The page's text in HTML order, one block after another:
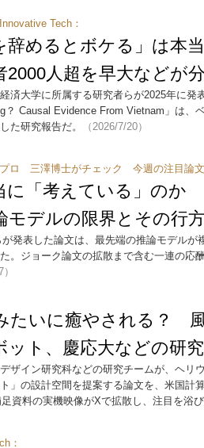
Tech：
辞めるとボケる」は
2000人超を早大などが
済大学に所属する研究者らが2025年に発
？ Causal Evidence From Vietnam」は、
た研究報告だ。
（2026/7/20）
ロ 三澤博士がチェック 今週の注目論
に「考えている」のか
モデルの限界とその行
発表した論文は、最先端の推論モデルが
。ジョーク論文の拡散まで含む一連の応
たいに癒やされる？
ット、慶応大などの研
ザイン研究科などの研究チームが、ヘリ
」の設計空間を提案する論文を、米国計
足資料の実機映像がXで拡散し、注目を浴
：